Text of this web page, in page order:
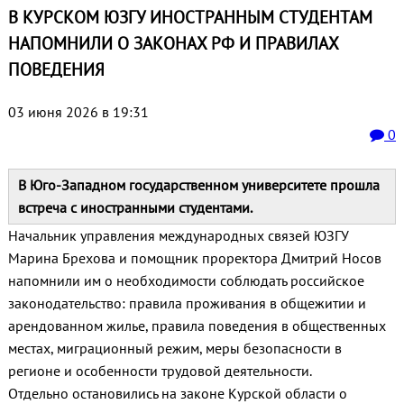
В КУРСКОМ ЮЗГУ ИНОСТРАННЫМ СТУДЕНТАМ
НАПОМНИЛИ О ЗАКОНАХ РФ И ПРАВИЛАХ
ПОВЕДЕНИЯ
03 июня 2026 в 19:31
0
В Юго‑Западном государственном университете прошла
встреча с иностранными студентами.
Начальник управления международных связей ЮЗГУ
Марина Брехова и помощник проректора Дмитрий Носов
напомнили им о необходимости соблюдать российское
законодательство: правила проживания в общежитии и
арендованном жилье, правила поведения в общественных
местах, миграционный режим, меры безопасности в
регионе и особенности трудовой деятельности.
Отдельно остановились на законе Курской области о